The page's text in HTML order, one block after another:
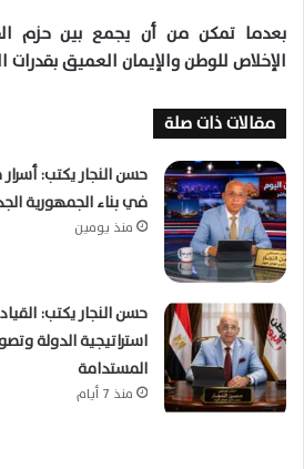
بعدما تمكن من أن يجمع بين حزم
الإخلاص للوطن والإيمان العميق
مقالات ذات صلة
حسن النجار يكتب:
في بناء الجمهورية
منذ يومين
حسن النجار يكتب:
استراتيجية الدولة
المستدامة
منذ 7 أيام